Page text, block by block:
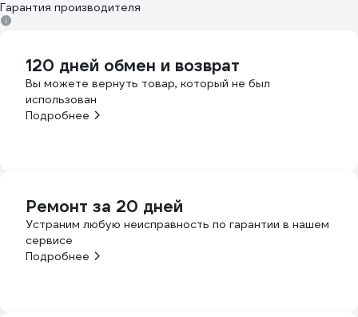
Гарантия производителя
120 дней обмен и возврат
Вы можете вернуть товар, который не был
использован
Подробнее
Ремонт за 20 дней
Устраним любую неисправность по гарантии в нашем
сервисе
Подробнее